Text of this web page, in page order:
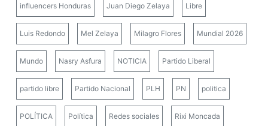
influencers Honduras Juan Diego Zelaya Libre
Luis Redondo Mel Zelaya Milagro Flores Mundial 2026
Mundo Nasry Asfura NOTICIA Partido Liberal
partido libre Partido Nacional PLH PN politica
POLÍTICA Política Redes sociales Rixi Moncada